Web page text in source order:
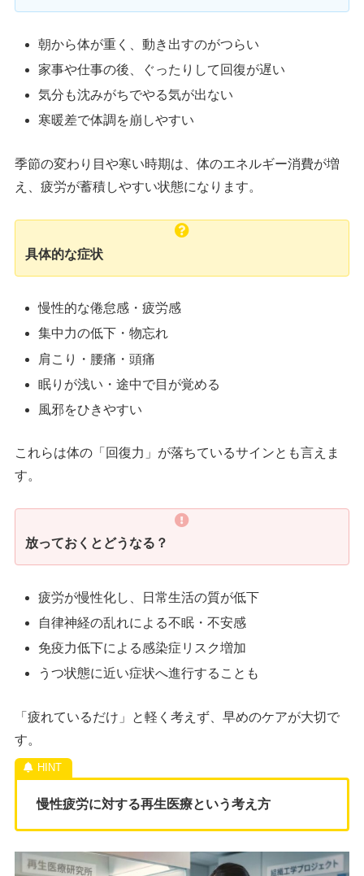
朝から体が重く、動き出すのがつらい
家事や仕事の後、ぐったりして回復が遅い
気分も沈みがちでやる気が出ない
寒暖差で体調を崩しやすい
季節の変わり目や寒い時期は、体のエネルギー消費が増
え、疲労が蓄積しやすい状態になります。
具体的な症状
慢性的な倦怠感・疲労感
集中力の低下・物忘れ
肩こり・腰痛・頭痛
眠りが浅い・途中で目が覚める
風邪をひきやすい
これらは体の「回復力」が落ちているサインとも言えま
す。
放っておくとどうなる？
疲労が慢性化し、日常生活の質が低下
自律神経の乱れによる不眠・不安感
免疫力低下による感染症リスク増加
うつ状態に近い症状へ進行することも
「疲れているだけ」と軽く考えず、早めのケアが大切で
す。
慢性疲労に対する再生医療という考え方